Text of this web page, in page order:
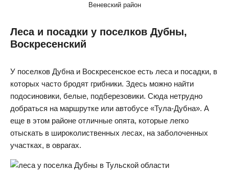
Веневский район
Леса и посадки у поселков Дубны,
Воскресенский
У поселков Дубна и Воскресенское есть леса и посадки, в
которых часто бродят грибники. Здесь можно найти
подосиновики, белые, подберезовики. Сюда нетрудно
добраться на маршрутке или автобусе «Тула-Дубна». А
еще в этом районе отличные опята, которые легко
отыскать в широколиственных лесах, на заболоченных
участках, в оврагах.